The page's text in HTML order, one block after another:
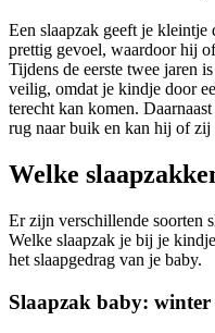
Een slaapzak geeft je kleintje
prettig gevoel, waardoor hij
Tijdens de eerste twee jaren
veilig, omdat je kindje door
terecht kan komen.
rug naar buik en kan hij of
Welke
Er zijn verschillende soorten
Welke slaapzak je bij je
het slaapgedrag van je baby.
Slaapzak baby: winter